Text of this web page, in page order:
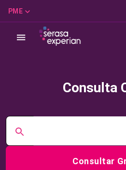
PME
Consulta
Consultar